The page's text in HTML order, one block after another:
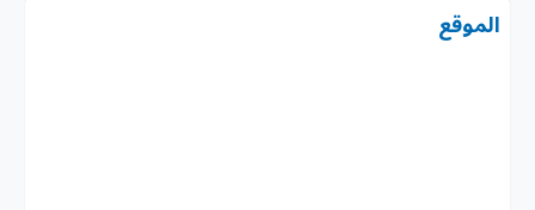
الموقع